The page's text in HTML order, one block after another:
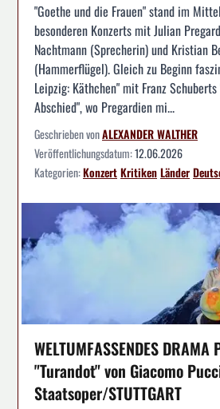
"Goethe und die Frauen" stand im
besonderen Konzerts mit Julian
Nachtmann (Sprecherin) und Kristian
(Hammerflügel). Gleich zu Beginn
Leipzig: Käthchen" mit Franz
Abschied", wo Pregardien mi...
Geschrieben vonALEXANDER WALTHER
Veröffentlichungsdatum:12.06.2026
Kategorien:KonzertKritikenLänder
WELTUMFASSENDES
"Turandot" von Giacomo
Staatsoper/STUTTGART